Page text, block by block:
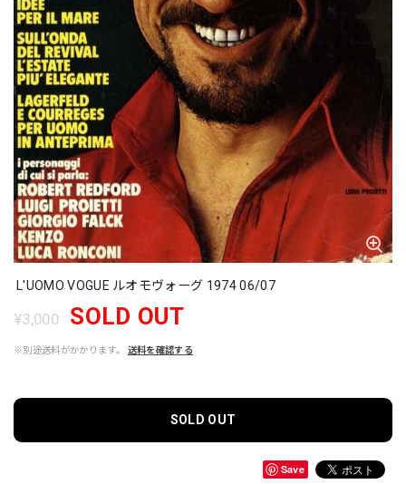
L'UOMO VOGUE ルオモヴォーグ 1974 06/07
¥3,000 SOLD OUT
※別途送料がかかります。 送料を確認する
SOLD OUT
Save